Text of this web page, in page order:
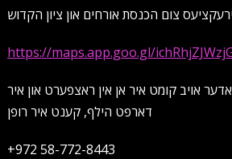
צום הכנסת אורחים און ציון הקדוש
https://maps.app.goo.gl/
אויב קומט איר אן אין ראצפערט און איר
דארפט הילף, קענט איר רופן
+972 58-772-8443